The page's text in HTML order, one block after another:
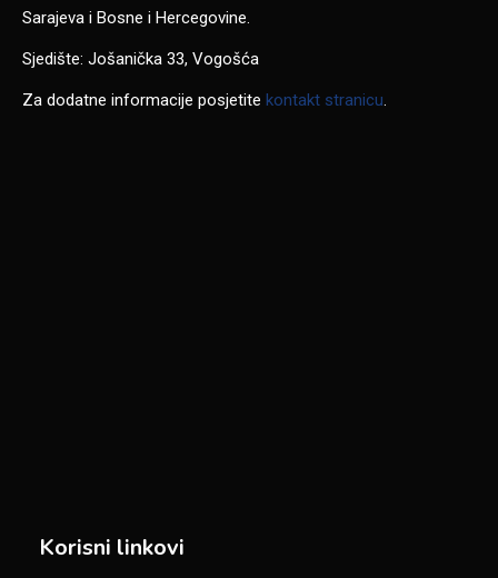
Sarajeva i Bosne i Hercegovine.
Sjedište: Jošanička 33, Vogošća
Za dodatne informacije posjetite kontakt stranicu.
Korisni linkovi